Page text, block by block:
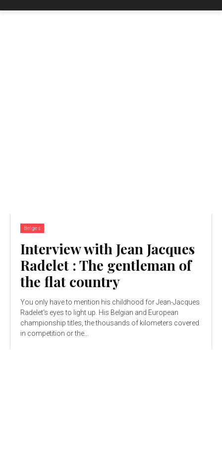
Belges
Interview with Jean Jacques
Radelet : The gentleman of
the flat country
You only have to mention his childhood for Jean-Jacques
Radelet's eyes to light up. His Belgian and European
championship titles, the thousands of kilometers covered
in competition or the...